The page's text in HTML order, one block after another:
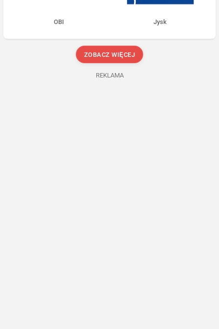
OBI Jysk
ZOBACZ WIĘCEJ
REKLAMA